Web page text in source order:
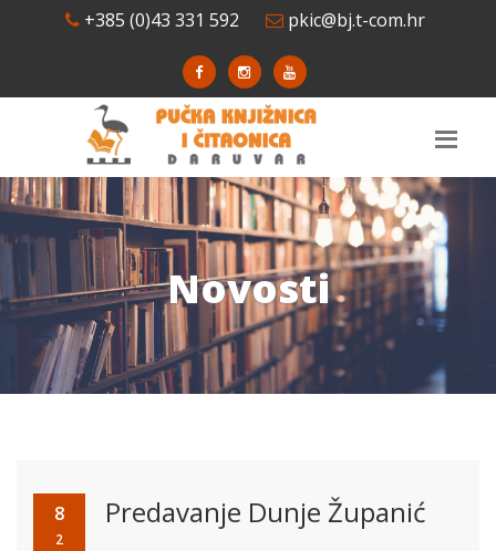
+385 (0)43 331 592 pkic@bj.t-com.hr
Novosti
8
2
Predavanje Dunje Županić